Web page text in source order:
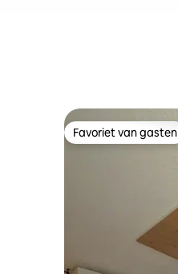
Favoriet van gasten
Favoriet van gasten